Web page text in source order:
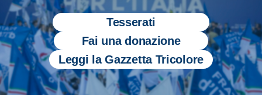
Tesserati
Fai una donazione
Leggi la Gazzetta Tricolore